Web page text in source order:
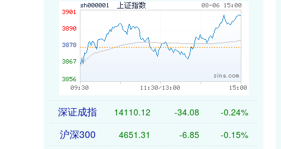
深证成指 14110.12 -34.08 -0.24%
沪深300 4651.31 -6.85 -0.15%